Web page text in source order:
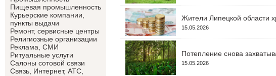
Пищевая промышленность
Курьерские компании,
пункты выдачи
Ремонт, сервисные центры
Религиозные организации
Реклама, СМИ
Ритуальные услуги
Салоны сотовой связи
Связь, Интернет, АТС,
Жители Липецкой области
15.05.2026
Потепление снова
15.05.2026